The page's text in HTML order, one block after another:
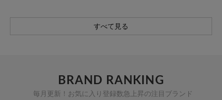
すべて見る
BRAND RANKING
毎月更新！お気に入り登録数急上昇の注目ブランド